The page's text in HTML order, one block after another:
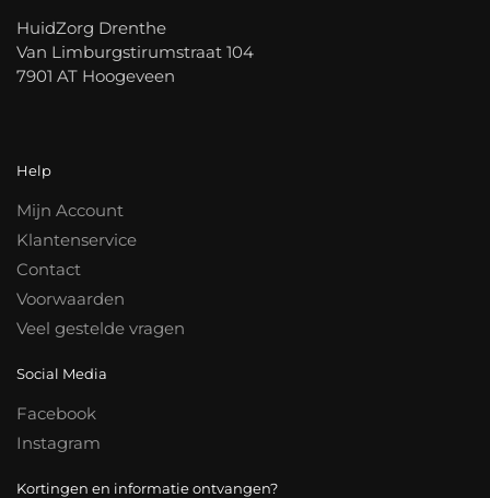
HuidZorg Drenthe
Van Limburgstirumstraat 104
7901 AT Hoogeveen
Help
Mijn Account
Klantenservice
Contact
Voorwaarden
Veel gestelde vragen
Social Media
Facebook
Instagram
Kortingen en informatie ontvangen?